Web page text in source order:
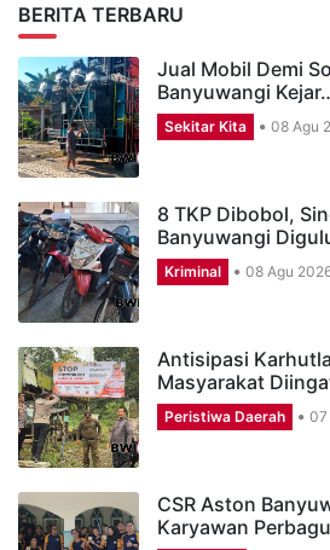
BERITA TERBARU
Jual Mobil Demi
Banyuwangi
Sekitar Kita 08 Agu
8 TKP Dibobol,
Banyuwangi
Kriminal 08 Agu
Antisipasi
Masyarakat
Peristiwa Daerah 07
CSR Aston
Karyawan